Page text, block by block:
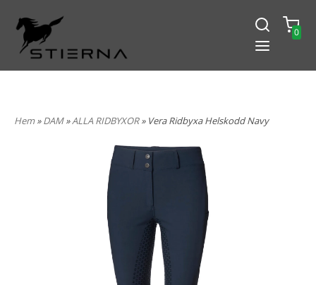
0
Hem»DAM»ALLA RIDBYXOR» Vera Ridbyxa Helskodd Navy